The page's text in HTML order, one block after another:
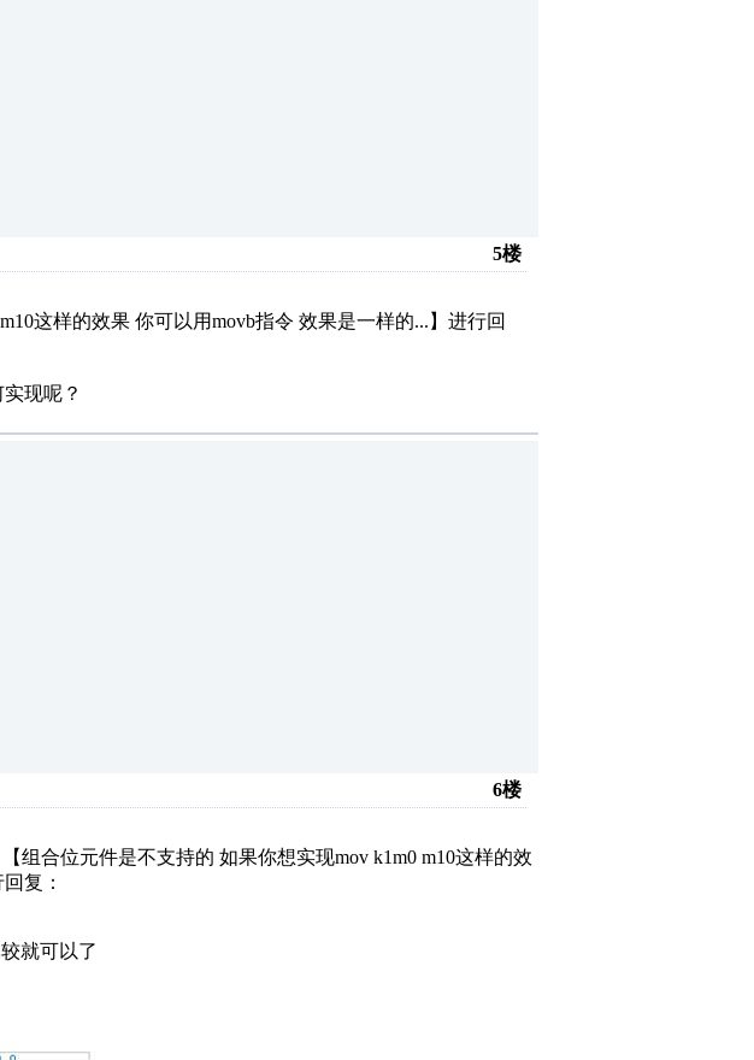
5楼
这样的效果 你可以用movb指令 效果是一样的...】进行回
现呢？
6楼
位元件是不支持的 如果你想实现mov k1m0 m10这样的效
复：
就可以了